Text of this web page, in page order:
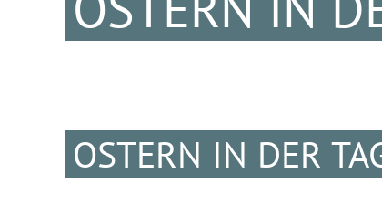
OSTERN IN DER